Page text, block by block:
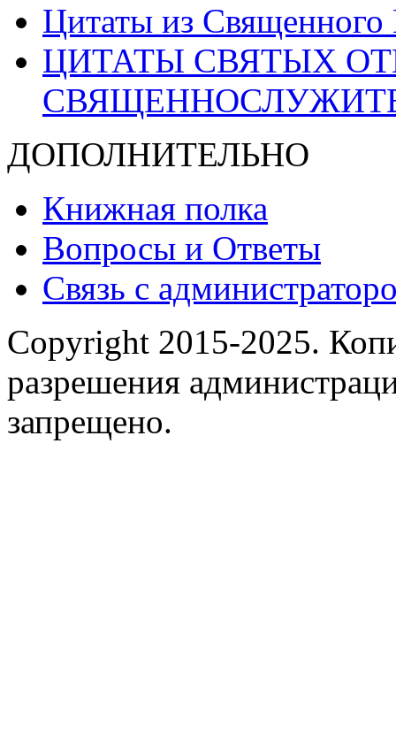
Цитаты из Священного
ЦИТАТЫ СВЯТЫХ
ДОПОЛНИТЕЛЬНО
Книжная полка
Вопросы и Ответы
Связь с
Copyright 2015-2025.
разрешения
запрещено.